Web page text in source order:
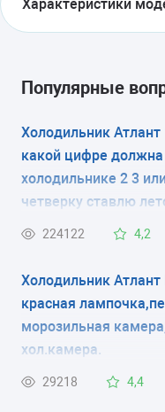
Характеристики
холодильник с
ТИП УПРАВЛЕНИЯ
электронное
КОЛИЧЕСТВО КАМЕР
2
РАЗМЕРЫ (ШXГXВ)
60x63x195 см
КОЛИЧЕСТВО
2
Популярные
Холодильник
какой цифре должна
холодильнике 2 3
четверку ставлю
испортится
224122 4,2
Холодильник
красная
морозильная
хол.камера.
29218 4,4